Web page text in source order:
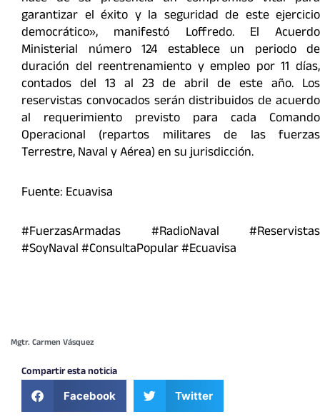
garantizar el éxito y la seguridad de este ejercicio
democrático», manifestó Loffredo. El Acuerdo
Ministerial número 124 establece un periodo de
duración del reentrenamiento y empleo por 11 días,
contados del 13 al 23 de abril de este año. Los
reservistas convocados serán distribuidos de acuerdo
al requerimiento previsto para cada Comando
Operacional (repartos militares de las fuerzas
Terrestre, Naval y Aérea) en su jurisdicción.
Fuente: Ecuavisa
#FuerzasArmadas #RadioNaval #Reservistas
#SoyNaval #ConsultaPopular #Ecuavisa
Mgtr. Carmen Vásquez
Compartir esta noticia
Facebook Twitter